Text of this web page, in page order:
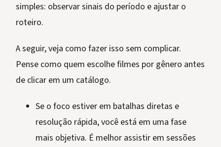
simples: observar sinais do período e ajustar o
roteiro.
A seguir, veja como fazer isso sem complicar.
Pense como quem escolhe filmes por gênero antes
de clicar em um catálogo.
Se o foco estiver em batalhas diretas e
resolução rápida, você está em uma fase
mais objetiva. É melhor assistir em sessões